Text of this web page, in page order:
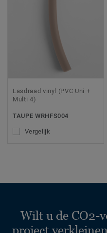
Lasdraad vinyl (PVC Uni +
Multi 4)
TAUPE WRHFS004
Vergelijk
Wilt u de CO2-
project